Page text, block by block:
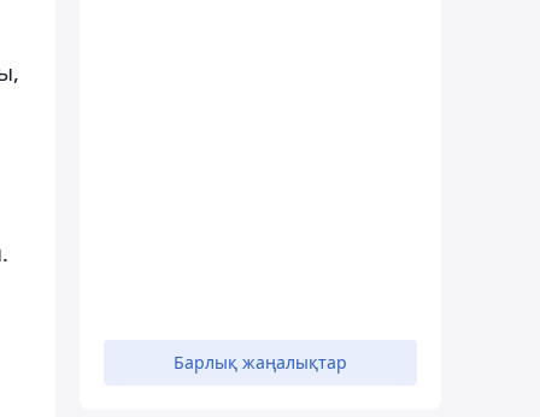
Барлық жаңалықтар